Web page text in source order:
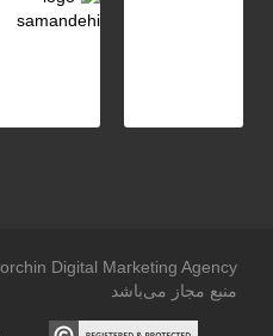
منبع مجاز می‌باشد